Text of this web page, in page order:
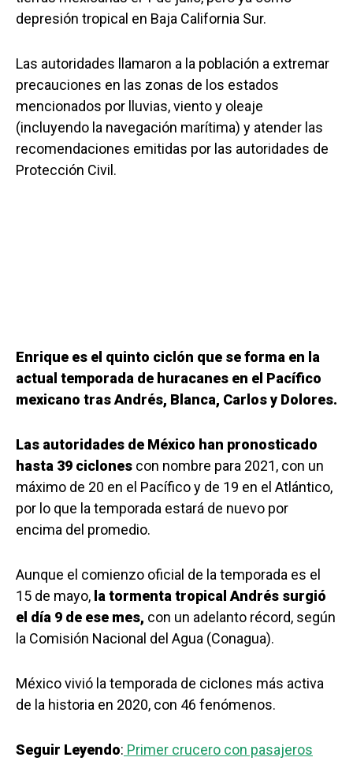
depresión tropical en Baja California Sur.
Las autoridades llamaron a la población a extremar
precauciones en las zonas de los estados
mencionados por lluvias, viento y oleaje
(incluyendo la navegación marítima) y atender las
recomendaciones emitidas por las autoridades de
Protección Civil.
Enrique es el quinto ciclón que se forma en la
actual temporada de huracanes en el Pacífico
mexicano tras Andrés, Blanca, Carlos y Dolores.
Las autoridades de México han pronosticado
hasta 39 ciclones con nombre para 2021, con un
máximo de 20 en el Pacífico y de 19 en el Atlántico,
por lo que la temporada estará de nuevo por
encima del promedio.
Aunque el comienzo oficial de la temporada es el
15 de mayo, la tormenta tropical Andrés surgió
el día 9 de ese mes, con un adelanto récord, según
la Comisión Nacional del Agua (Conagua).
México vivió la temporada de ciclones más activa
de la historia en 2020, con 46 fenómenos.
Seguir Leyendo: Primer crucero con pasajeros